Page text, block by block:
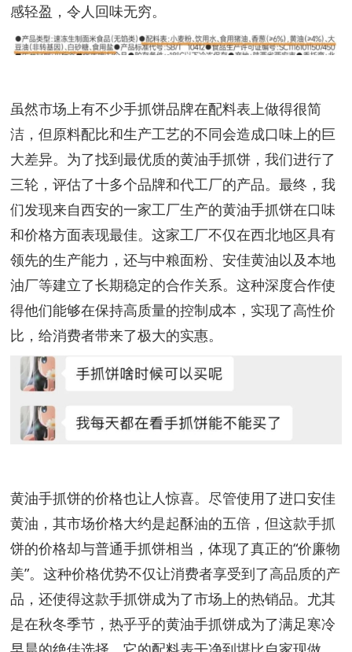
感轻盈，令人回味无穷。
虽然市场上有不少手抓饼品牌在配料表上做得很简
洁，但原料配比和生产工艺的不同会造成口味上的巨
大差异。为了找到最优质的黄油手抓饼，我们进行了
三轮，评估了十多个品牌和代工厂的产品。最终，我
们发现来自西安的一家工厂生产的黄油手抓饼在口味
和价格方面表现最佳。这家工厂不仅在西北地区具有
领先的生产能力，还与中粮面粉、安佳黄油以及本地
油厂等建立了长期稳定的合作关系。这种深度合作使
得他们能够在保持高质量的控制成本，实现了高性价
比，给消费者带来了极大的实惠。
黄油手抓饼的价格也让人惊喜。尽管使用了进口安佳
黄油，其市场价格大约是起酥油的五倍，但这款手抓
饼的价格却与普通手抓饼相当，体现了真正的“价廉物
美”。这种价格优势不仅让消费者享受到了高品质的产
品，还使得这款手抓饼成为了市场上的热销品。尤其
是在秋冬季节，热乎乎的黄油手抓饼成为了满足寒冷